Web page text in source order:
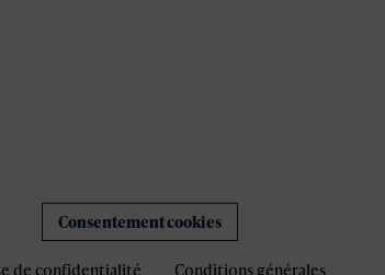
Consentement cookies
de confidentialité Conditions générales